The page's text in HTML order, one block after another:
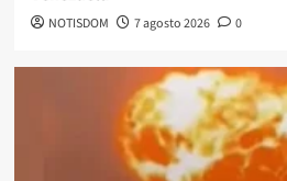
NOTISDOM 7 agosto 2026 0